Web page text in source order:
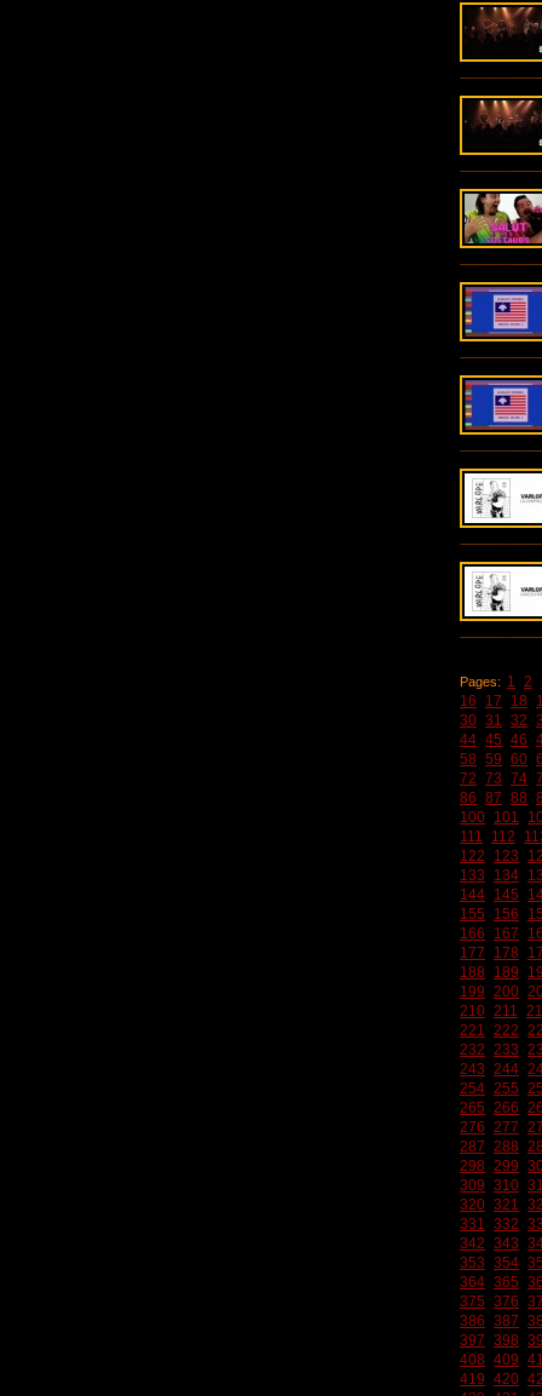
Pages: 1 2
16
17 18
30 31 32
44 45 46
58 59 60
72 73 74
86 87 88
100 101
111
112
122
123
133
134
144 145
155
156
166
167
177
178
188
189
199 200
210 211
221 222
232 233
243 244
254 255
265 266
276 277
287 288
298 299
309 310
320 321
331 332
342 343
353 354
364 365
375 376
386 387
397 398
408 409
419 420